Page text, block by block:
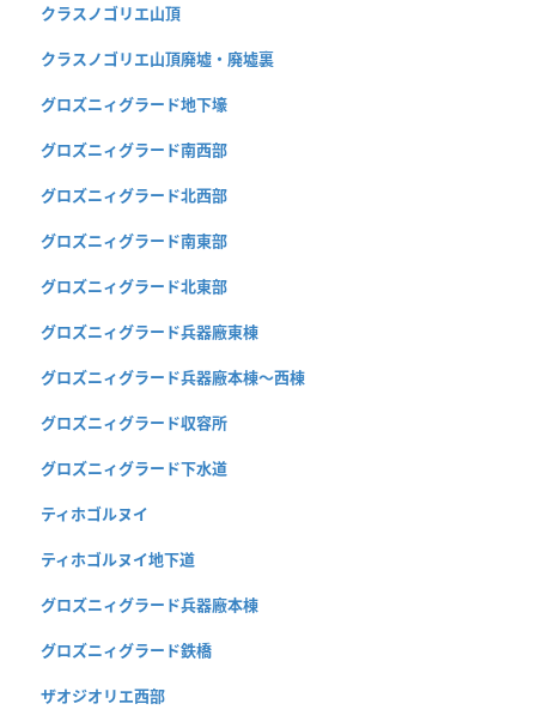
クラスノゴリエ山頂
クラスノゴリエ山頂廃墟・廃墟裏
グロズニィグラード地下壕
グロズニィグラード南西部
グロズニィグラード北西部
グロズニィグラード南東部
グロズニィグラード北東部
グロズニィグラード兵器廠東棟
グロズニィグラード兵器廠本棟〜西棟
グロズニィグラード収容所
グロズニィグラード下水道
ティホゴルヌイ
ティホゴルヌイ地下道
グロズニィグラード兵器廠本棟
グロズニィグラード鉄橋
ザオジオリエ西部